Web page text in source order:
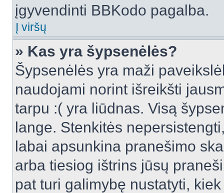
įgyvendinti BBKodo pagalba.
Į viršų
» Kas yra šypsenėlės?
Šypsenėlės yra maži
naudojami norint išreikšti
tarpu :( yra liūdnas. Visą
lange. Stenkitės
labai apsunkina pranešimo
arba tiesiog ištrins jūsų
pat turi galimybę nustatyti,